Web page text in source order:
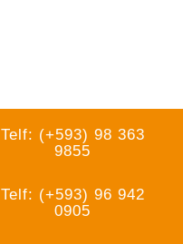
Telf: (+593) 98 363
9855
Telf: (+593) 96 942
0905